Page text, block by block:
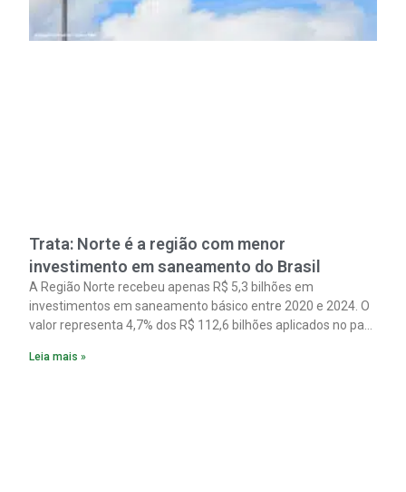
Trata: Norte é a região com menor
investimento em saneamento do Brasil
A Região Norte recebeu apenas R$ 5,3 bilhões em
investimentos em saneamento básico entre 2020 e 2024. O
valor representa 4,7% dos R$ 112,6 bilhões aplicados no país
Brasil em parceria com a GO Associados.
Leia mais »